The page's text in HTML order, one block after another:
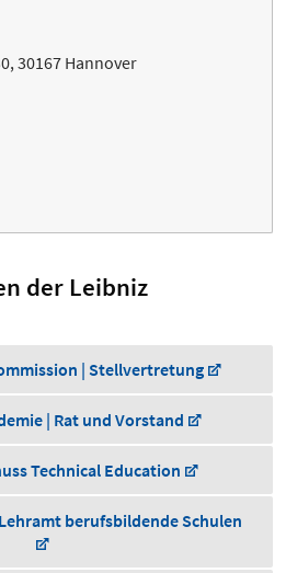
30167 Hannover
der Leibniz
| Stellvertretung
| Rat und Vorstand
Technical Education
berufsbildende Schulen